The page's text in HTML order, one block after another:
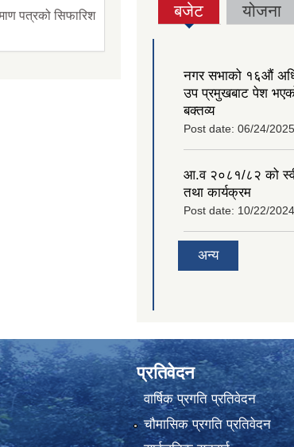
पत्रको सिफारिश
बजेट
(active
योजना
नगर सभाको १६‍औं
उप प्रमुखबाट पेश
बक्तव्य
Post date: 06/24/
आ.व २०८१/८२ को
तथा कार्यक्रम
Post date: 10/22/
अन्य
प्रतिवेदन
वार्षिक प्रगति प्रतिवेदन
चौमासिक प्रगति प्रतिवेदन